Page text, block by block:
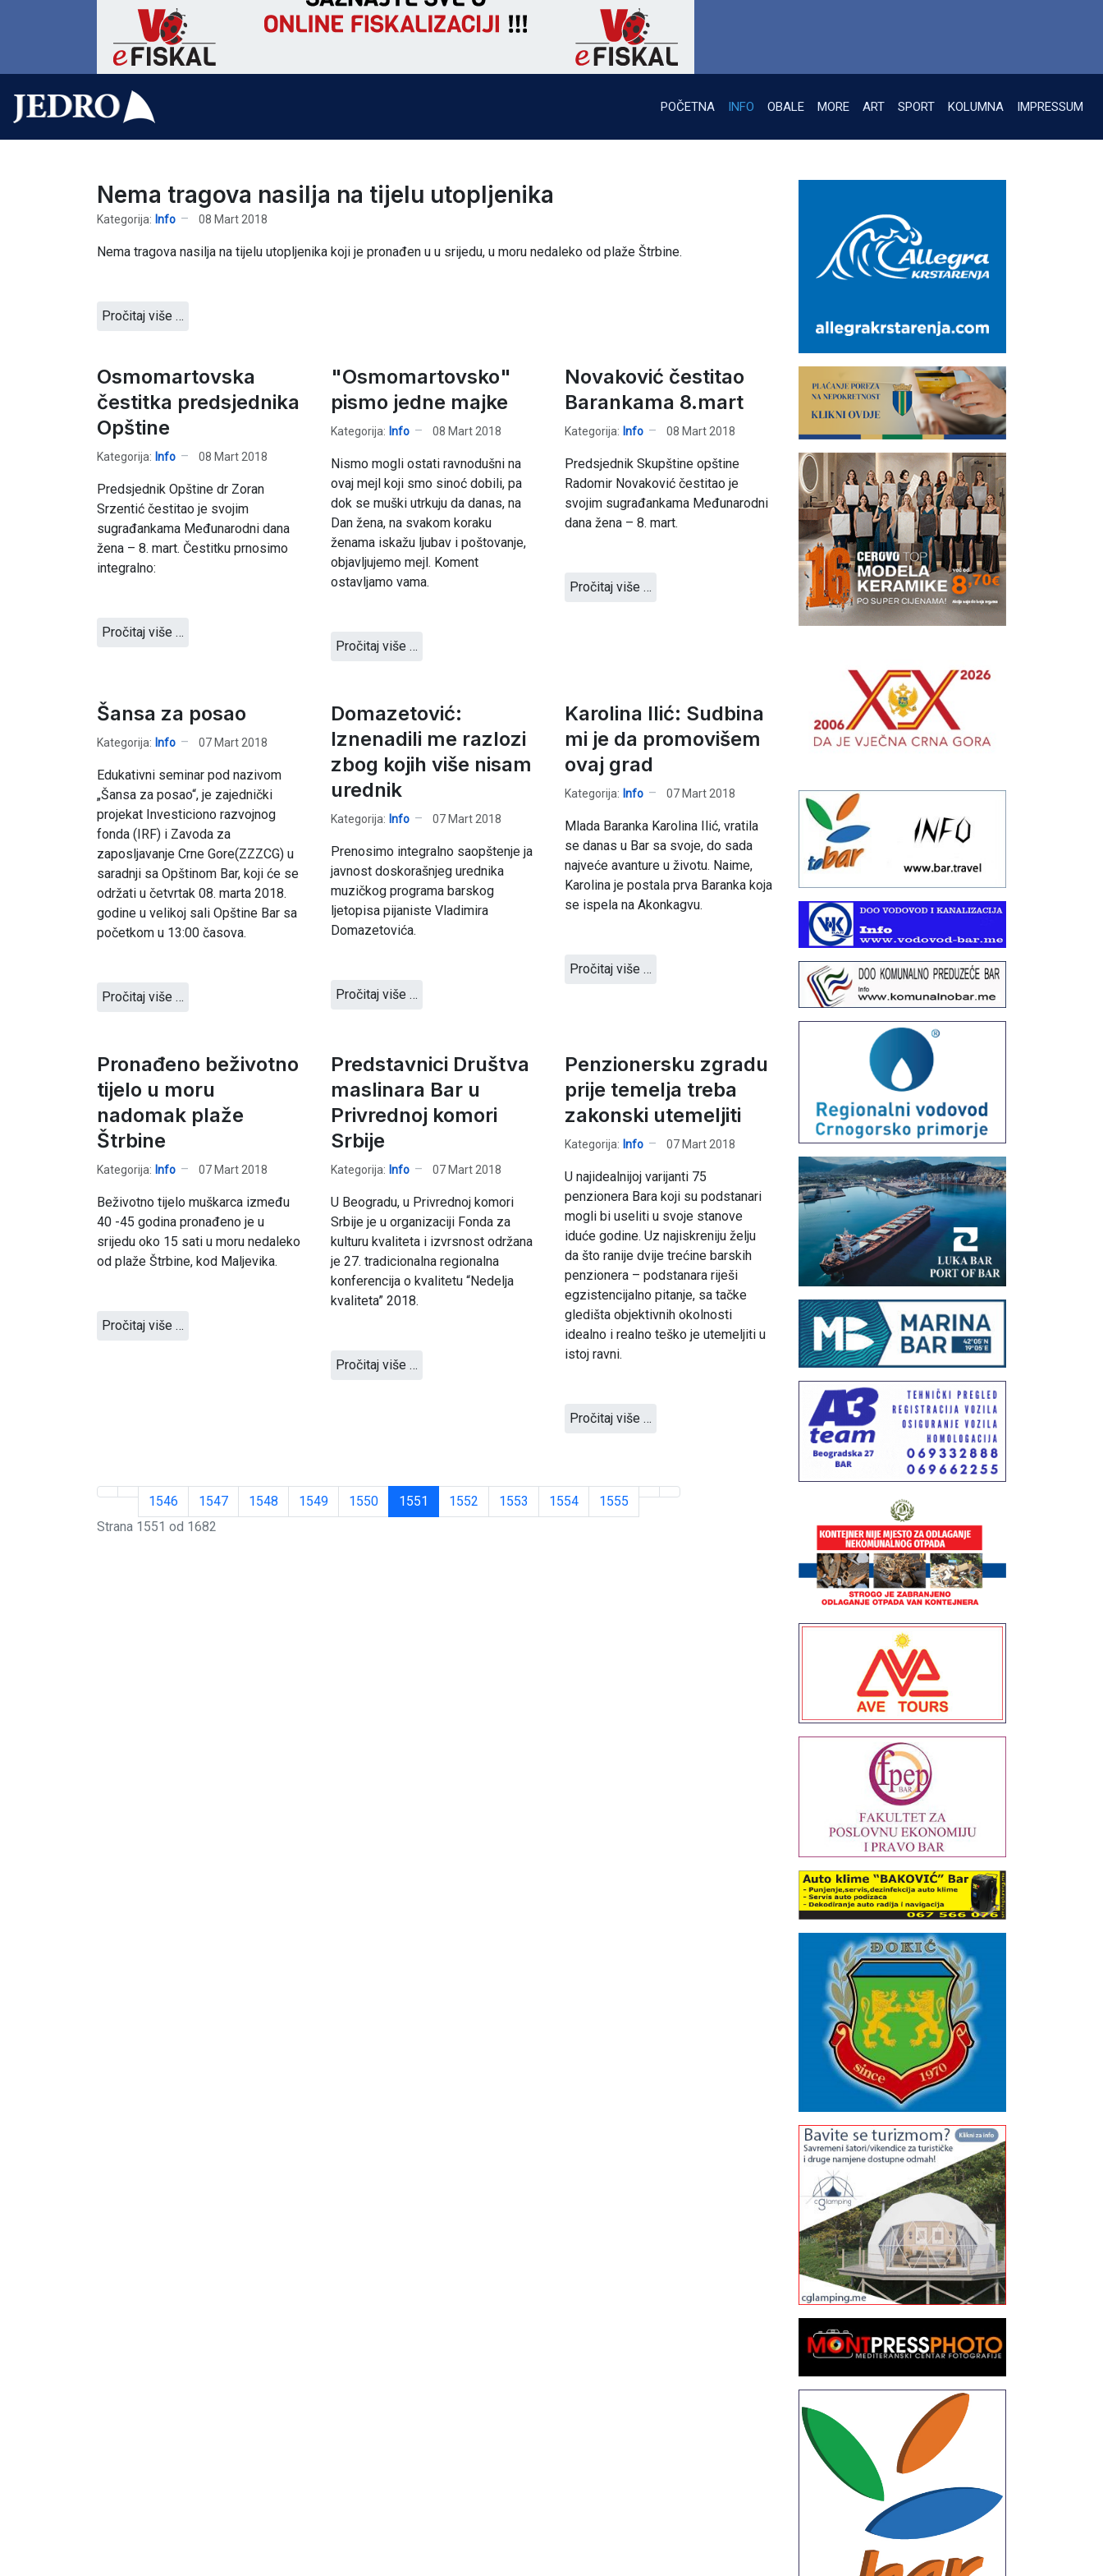
POČETNA INFO OBALE MORE ART SPORT KOLUMNA IMPRESSUM
Nema tragova nasilja na tijelu utopljenika
Kategorija: Info 08 Mart 2018
Nema tragova nasilja na tijelu utopljenika koji je pronađen u u srijedu, u moru nedaleko od plaže Štrbine.
Pročitaj više …
Osmomartovska
čestitka predsjednika
Opštine
Kategorija: Info 08 Mart 2018
Predsjednik Opštine dr Zoran
Srzentić čestitao je svojim
sugrađankama Međunarodni dana
žena – 8. mart. Čestitku prnosimo
integralno:
Pročitaj više …
"Osmomartovsko"
pismo jedne majke
Kategorija: Info 08 Mart 2018
Nismo mogli ostati ravnodušni na
ovaj mejl koji smo sinoć dobili, pa
dok se muški utrkuju da danas, na
Dan žena, na svakom koraku
ženama iskažu ljubav i poštovanje,
objavljujemo mejl. Koment
ostavljamo vama.
Pročitaj više …
Novaković čestitao
Barankama 8.mart
Kategorija: Info 08 Mart 2018
Predsjednik Skupštine opštine
Radomir Novaković čestitao je
svojim sugrađankama Međunarodni
dana žena – 8. mart.
Pročitaj više …
Šansa za posao
Kategorija: Info 07 Mart 2018
Edukativni seminar pod nazivom
„Šansa za posao“, je zajednički
projekat Investiciono razvojnog
fonda (IRF) i Zavoda za
zaposljavanje Crne Gore(ZZZCG) u
saradnji sa Opštinom Bar, koji će se
održati u četvrtak 08. marta 2018.
godine u velikoj sali Opštine Bar sa
početkom u 13:00 časova.
Pročitaj više …
Domazetović:
Iznenadili me razlozi
zbog kojih više nisam
urednik
Kategorija: Info 07 Mart 2018
Prenosimo integralno saopštenje ja
javnost doskorašnjeg urednika
muzičkog programa barskog
ljetopisa pijaniste Vladimira
Domazetovića.
Pročitaj više …
Karolina Ilić: Sudbina
mi je da promovišem
ovaj grad
Kategorija: Info 07 Mart 2018
Mlada Baranka Karolina Ilić, vratila
se danas u Bar sa svoje, do sada
najveće avanture u životu. Naime,
Karolina je postala prva Baranka koja
se ispela na Akonkagvu.
Pročitaj više …
Pronađeno beživotno
tijelo u moru
nadomak plaže
Štrbine
Kategorija: Info 07 Mart 2018
Beživotno tijelo muškarca između
40 -45 godina pronađeno je u
srijedu oko 15 sati u moru nedaleko
od plaže Štrbine, kod Maljevika.
Pročitaj više …
Predstavnici Društva
maslinara Bar u
Privrednoj komori
Srbije
Kategorija: Info 07 Mart 2018
U Beogradu, u Privrednoj komori
Srbije je u organizaciji Fonda za
kulturu kvaliteta i izvrsnost održana
je 27. tradicionalna regionalna
konferencija o kvalitetu “Nedelja
kvaliteta” 2018.
Pročitaj više …
Penzionersku zgradu
prije temelja treba
zakonski utemeljiti
Kategorija: Info 07 Mart 2018
U najidealnijoj varijanti 75
penzionera Bara koji su podstanari
mogli bi useliti u svoje stanove
iduće godine. Uz najiskreniju želju
da što ranije dvije trećine barskih
penzionera – podstanara riješi
egzistencijalno pitanje, sa tačke
gledišta objektivnih okolnosti
idealno i realno teško je utemeljiti u
istoj ravni.
Pročitaj više …
1546 1547 1548 1549 1550 1551 1552 1553 1554
1555
Strana 1551 od 1682